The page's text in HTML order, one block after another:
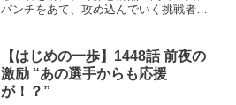
パンチをあて、攻め込んでいく挑戦者。
かり、得意のチョッピングライトを打ち
込む刹那、まさかのロザリ...
【はじめの一歩】1448話 前夜の
激励 “あの選手からも応援
が！？”